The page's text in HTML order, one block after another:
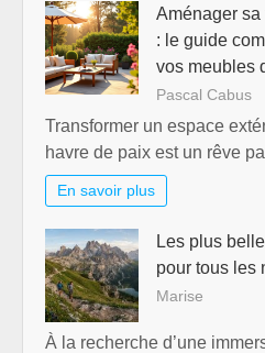
Aménager sa
: le guide
vos meubles
Pascal Cabus
Transformer un espace
havre de paix est un rêve
En savoir plus
Les plus
pour tous les
Marise
À la recherche d’une